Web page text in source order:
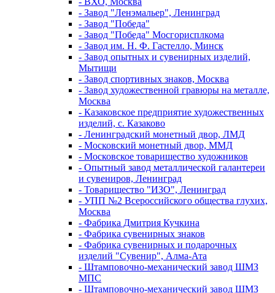
- Завод "Ленэмальер", Ленинград
- Завод "Победа"
- Завод "Победа" Мосгорисплкома
- Завод им. Н. Ф. Гастелло, Минск
- Завод опытных и сувенирных изделий,
Мытищи
- Завод спортивных знаков, Москва
- Завод художественной гравюры на металле,
Москва
- Казаковское предприятие художественных
изделий, с. Казаково
- Ленинградский монетный двор, ЛМД
- Московский монетный двор, ММД
- Московское товарищество художников
- Опытный завод металлической галантереи
и сувениров, Ленинград
- Товарищество "ИЗО", Ленинград
- УПП №2 Всероссийского общества глухих,
Москва
- Фабрика Дмитрия Кучкина
- Фабрика сувенирных знаков
- Фабрика сувенирных и подарочных
изделий "Сувенир", Алма-Ата
- Штамповочно-механический завод ШМЗ
МПС
- Штамповочно-механический завод ШМЗ